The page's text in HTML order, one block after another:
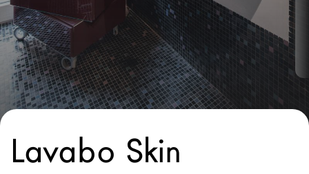
LAGO Homes
Configurador
News
Press
Catálogos
Lavabo Skin